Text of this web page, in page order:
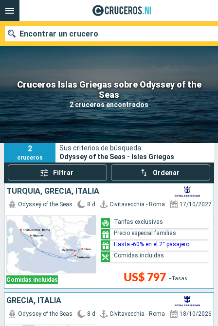
Cruceros Islas Griegas sobre Odyssey of the
Seas
2 cruceros encontrados
Encontrar un crucero
Nuestros destinos
Fecha de salida
Puertos Compañías
Buscar
2
cruceros
Sus criterios de búsqueda:
Odyssey of the Seas - Islas Griegas
Filtrar Ordenar
TURQUÍA, GRECIA, ITALIA
Comidas incluidas
Odyssey of the Seas 8 d Civitavecchia - Roma 17/10/2027
US$ 797 +Tasas
Tarifas exclusivas
Precio especial familias
Hasta -60% en el 2° pasajero
Comidas incluidas
GRECIA, ITALIA
Odyssey of the Seas 8 d Civitavecchia - Roma 18/10/2026